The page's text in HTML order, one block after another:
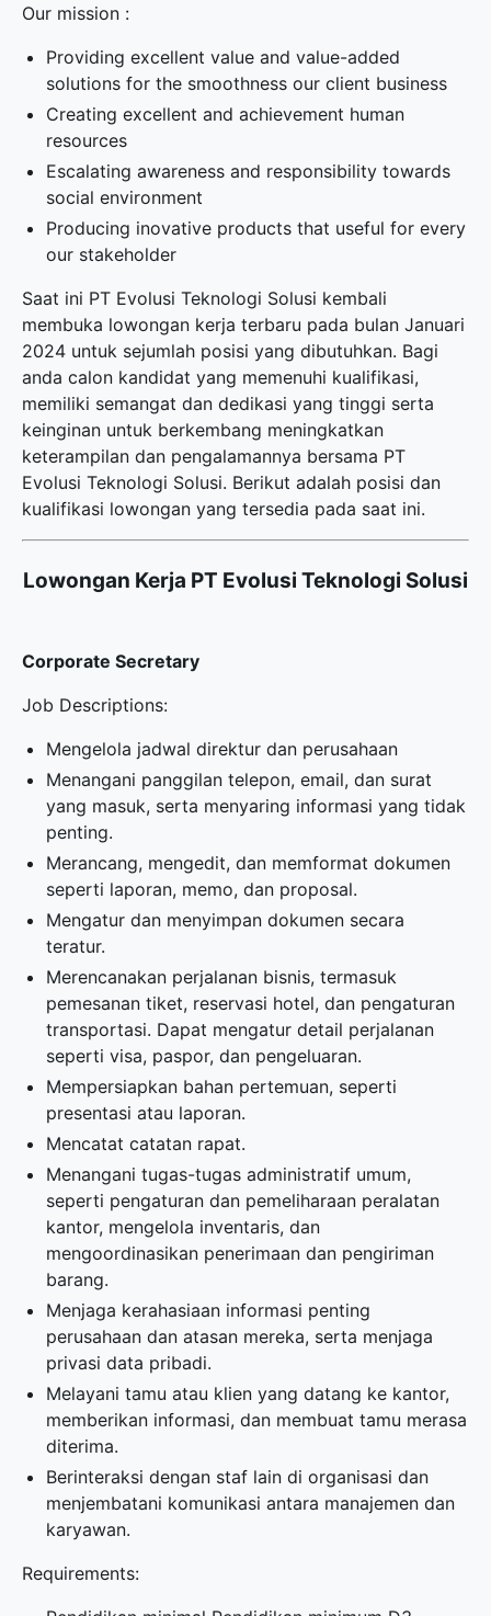
Our mission :
Providing excellent value and value-added
solutions for the smoothness our client business
Creating excellent and achievement human
resources
Escalating awareness and responsibility towards
social environment
Producing inovative products that useful for every
our stakeholder
Saat ini PT Evolusi Teknologi Solusi kembali
membuka lowongan kerja terbaru pada bulan Januari
2024 untuk sejumlah posisi yang dibutuhkan. Bagi
anda calon kandidat yang memenuhi kualifikasi,
memiliki semangat dan dedikasi yang tinggi serta
keinginan untuk berkembang meningkatkan
keterampilan dan pengalamannya bersama PT
Evolusi Teknologi Solusi. Berikut adalah posisi dan
kualifikasi lowongan yang tersedia pada saat ini.
Lowongan Kerja PT Evolusi Teknologi Solusi
Corporate Secretary
Job Descriptions:
Mengelola jadwal direktur dan perusahaan
Menangani panggilan telepon, email, dan surat
yang masuk, serta menyaring informasi yang tidak
penting.
Merancang, mengedit, dan memformat dokumen
seperti laporan, memo, dan proposal.
Mengatur dan menyimpan dokumen secara
teratur.
Merencanakan perjalanan bisnis, termasuk
pemesanan tiket, reservasi hotel, dan pengaturan
transportasi. Dapat mengatur detail perjalanan
seperti visa, paspor, dan pengeluaran.
Mempersiapkan bahan pertemuan, seperti
presentasi atau laporan.
Mencatat catatan rapat.
Menangani tugas-tugas administratif umum,
seperti pengaturan dan pemeliharaan peralatan
kantor, mengelola inventaris, dan
mengoordinasikan penerimaan dan pengiriman
barang.
Menjaga kerahasiaan informasi penting
perusahaan dan atasan mereka, serta menjaga
privasi data pribadi.
Melayani tamu atau klien yang datang ke kantor,
memberikan informasi, dan membuat tamu merasa
diterima.
Berinteraksi dengan staf lain di organisasi dan
menjembatani komunikasi antara manajemen dan
karyawan.
Requirements: